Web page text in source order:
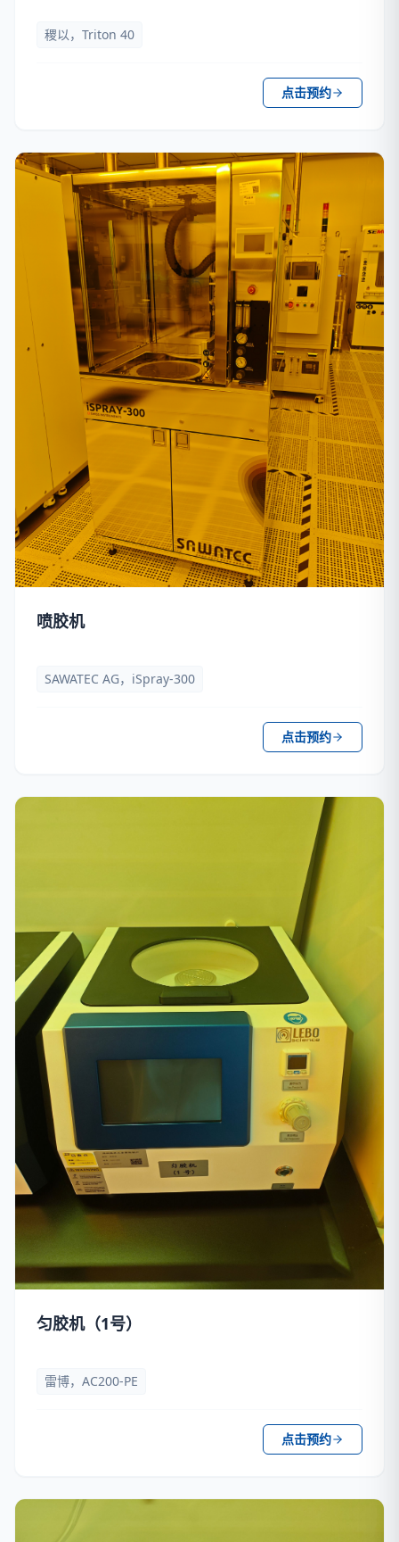
稷以，Triton 40
点击预约
喷胶机
SAWATEC AG，iSpray-300
点击预约
匀胶机（1号）
雷博，AC200-PE
点击预约